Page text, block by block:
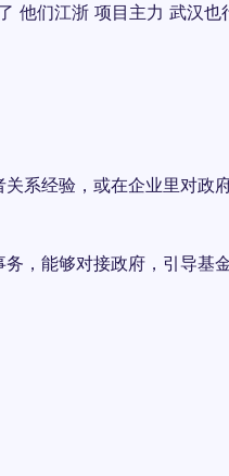
他们江浙 项目主力 武汉
系经验，或在企业里对政
，能够对接政府，引导基金